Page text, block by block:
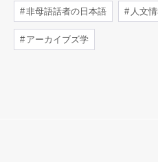
非母語話者の日本語 人文
アーカイブズ学